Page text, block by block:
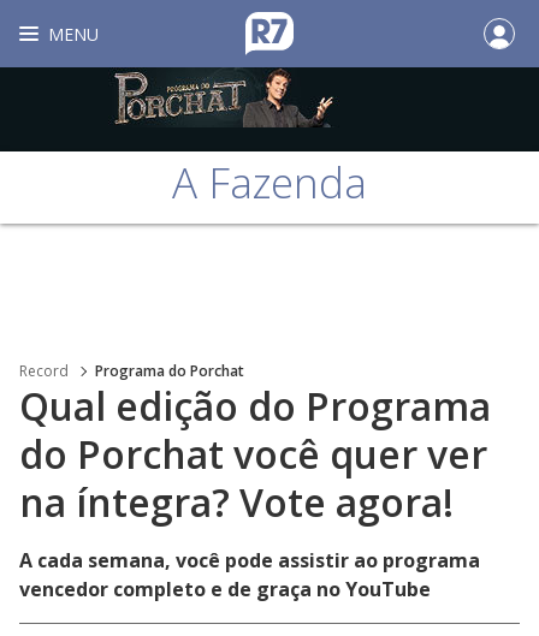
MENU
A Fazenda
Record Programa do Porchat
Qual edição do Programa
do Porchat você quer ver
na íntegra? Vote agora!
A cada semana, você pode assistir ao programa
vencedor completo e de graça no YouTube